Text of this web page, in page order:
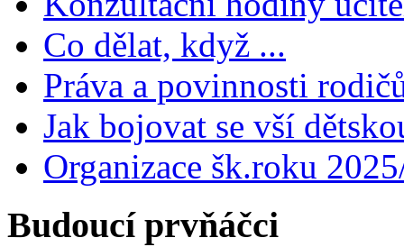
Co dělat, když ...
Práva a povinnosti
Jak bojovat se vší
Organizace šk.roku
Budoucí prvňáčci